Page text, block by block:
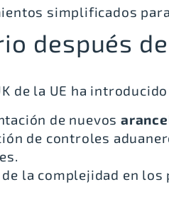
simplificados
después
de la UE ha
de nuevos
de controles
la complejidad en los